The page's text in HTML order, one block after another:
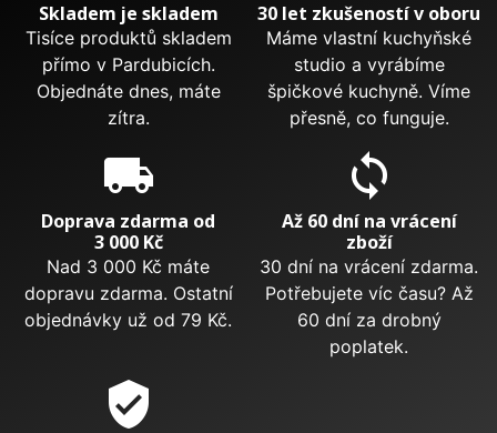
Skladem je skladem
Tisíce produktů skladem
přímo v Pardubicích.
Objednáte dnes, máte
zítra.
30 let zkušeností v oboru
Máme vlastní kuchyňské
studio a vyrábíme
špičkové kuchyně. Víme
přesně, co funguje.
local_shipping
Doprava zdarma od
3 000 Kč
Nad 3 000 Kč máte
dopravu zdarma. Ostatní
objednávky už od 79 Kč.
sync
Až 60 dní na vrácení
zboží
30 dní na vrácení zdarma.
Potřebujete víc času? Až
60 dní za drobný
poplatek.
verified_user